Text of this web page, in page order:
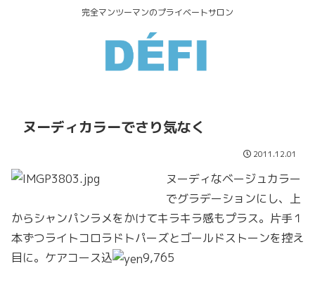
完全マンツーマンのプライベートサロン
ヌーディカラーでさり気なく
2011.12.01
ヌーディなベージュカラー
でグラデーションにし、上
からシャンパンラメをかけてキラキラ感もプラス。片手１
本ずつライトコロラドトパーズとゴールドストーンを控え
目に。ケアコース込
9,765